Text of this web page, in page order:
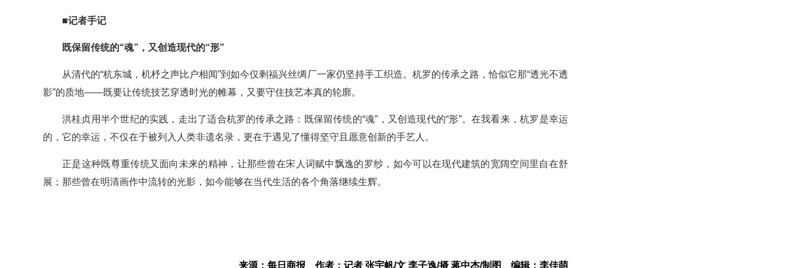
■记者手记
既保留传统的“魂”，又创造现代的“形”
从清代的“杭东城，机杼之声比户相闻”到如今仅剩福兴丝绸厂一家仍坚持手工织造。杭罗的传承之路，恰似它那“透光不透
影”的质地——既要让传统技艺穿透时光的帷幕，又要守住技艺本真的轮廓。
洪桂贞用半个世纪的实践，走出了适合杭罗的传承之路：既保留传统的“魂”，又创造现代的“形”。在我看来，杭罗是幸运
的，它的幸运，不仅在于被列入人类非遗名录，更在于遇见了懂得坚守且愿意创新的手艺人。
正是这种既尊重传统又面向未来的精神，让那些曾在宋人词赋中飘逸的罗纱，如今可以在现代建筑的宽阔空间里自在舒
展；那些曾在明清画作中流转的光影，如今能够在当代生活的各个角落继续生辉。
来源：每日商报 作者：记者 张宇帆/文 李子逸/摄 蒋中杰/制图 编辑：李佳萌